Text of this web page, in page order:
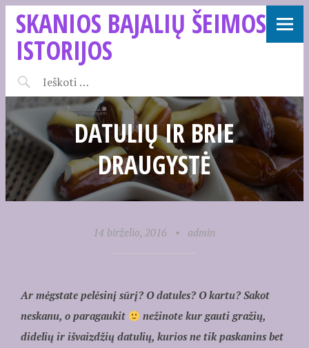
SKANIOS BAJALIŲ ŠEIMOS
ISTORIJOS
DATULIŲ IR BRIE
DRAUGYSTĖ
14 birželio, 2016 • admin
Ar mėgstate pelėsinį sūrį? O datules? O kartu? Sakot
neskanu, o paragaukit
nežinote kur gauti gražių,
didelių ir išvaizdžių datulių, kurios ne tik paskanins bet